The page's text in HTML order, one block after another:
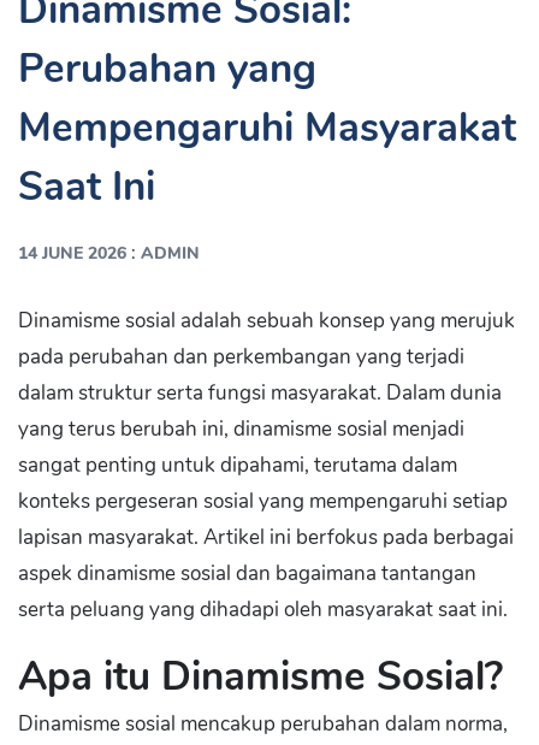
Perubahan yang
Mempengaruhi Masyarakat
Saat Ini
14 JUNE 2026 : ADMIN
Dinamisme sosial adalah sebuah konsep yang merujuk
pada perubahan dan perkembangan yang terjadi
dalam struktur serta fungsi masyarakat. Dalam dunia
yang terus berubah ini, dinamisme sosial menjadi
sangat penting untuk dipahami, terutama dalam
konteks pergeseran sosial yang mempengaruhi setiap
lapisan masyarakat. Artikel ini berfokus pada berbagai
aspek dinamisme sosial dan bagaimana tantangan
serta peluang yang dihadapi oleh masyarakat saat ini.
Apa itu Dinamisme Sosial?
Dinamisme sosial mencakup perubahan dalam norma,